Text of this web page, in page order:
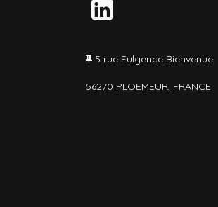
5 rue Fulgence Bienvenue
56270 PLOEMEUR, FRANCE